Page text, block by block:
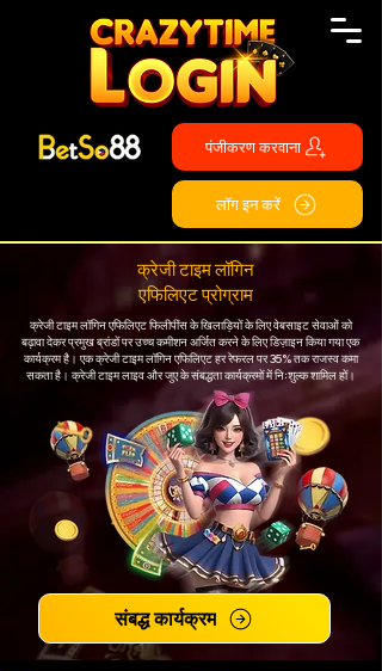
पंजीकरण करवाना
लॉग इन करें
क्रेजी टाइम लॉगिन
एफिलिएट प्रोग्राम
क्रेजी टाइम लॉगिन एफिलिएट फिलीपींस के खिलाड़ियों के लिए वेबसाइट सेवाओं को
बढ़ावा देकर प्रमुख ब्रांडों पर उच्च कमीशन अर्जित करने के लिए डिज़ाइन किया गया एक
कार्यक्रम है। एक क्रेजी टाइम लॉगिन एफिलिएट हर रेफरल पर 35% तक राजस्व कमा
सकता है। क्रेजी टाइम लाइव और जुए के संबद्धता कार्यक्रमों में निःशुल्क शामिल हों।
संबद्ध कार्यक्रम